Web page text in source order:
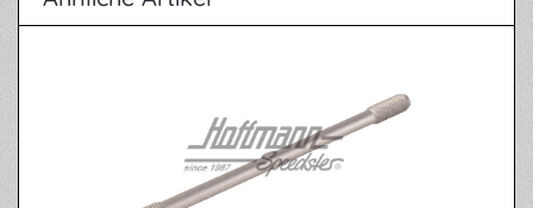
Produktgalerie überspringen